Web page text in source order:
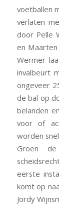
voetballen
verlaten
door Pelle
en
Wermer
invalbeurt
ongeveer
de bal op
belanden
voor of
worden
Groen
eerste
komt op
Jordy